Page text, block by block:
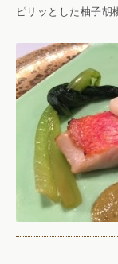
ピリッとした柚子胡